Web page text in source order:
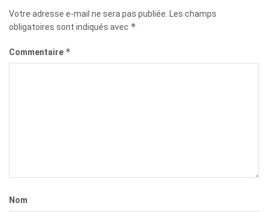
Votre adresse e-mail ne sera pas publiée.
Les champs
obligatoires sont indiqués avec *
Commentaire *
Nom